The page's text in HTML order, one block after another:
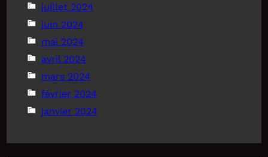
juillet 2024
juin 2024
mai 2024
avril 2024
mars 2024
février 2024
janvier 2024